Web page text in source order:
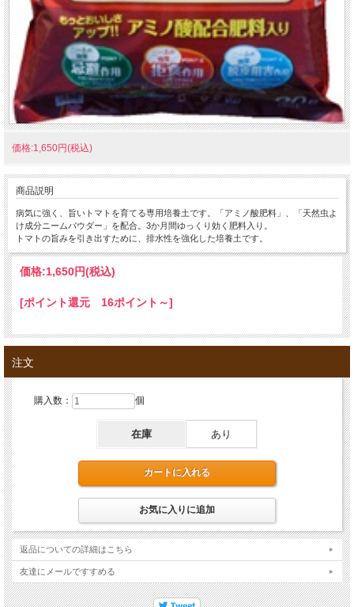
価格:1,650円(税込)
商品説明
病気に強く、旨いトマトを育てる専用培養土です。「アミノ酸肥料」、「天然虫よ
け成分ニームパウダー」を配合。3か月間ゆっくり効く肥料入り。
トマトの旨みを引き出すために、排水性を強化した培養土です。
価格:1,650円(税込)
[ポイント還元 16ポイント～]
注文
購入数： 個
在庫 あり
返品についての詳細はこちら
友達にメールですすめる